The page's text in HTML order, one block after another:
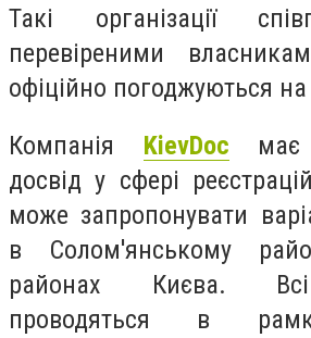
Такі організації
перевіреними
офіційно погоджуються
Компанія KievDoc має
досвід у сфері
може запропонувати
в Солом'янському
районах Києва.
проводяться в